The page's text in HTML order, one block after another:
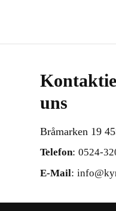
uns
Bråmarken 19
Telefon:0524-
E-Mail: